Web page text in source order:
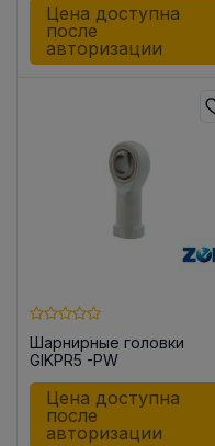
Цена доступна
после
авторизации
Шарнирные головки
GIKPR5 -PW
Цена доступна
после
авторизации